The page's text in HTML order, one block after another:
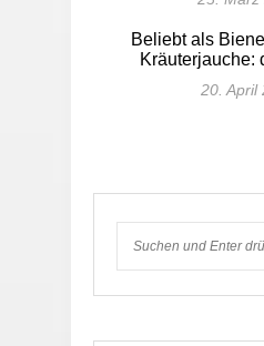
Beliebt als
Kräuterjauche:
20. April